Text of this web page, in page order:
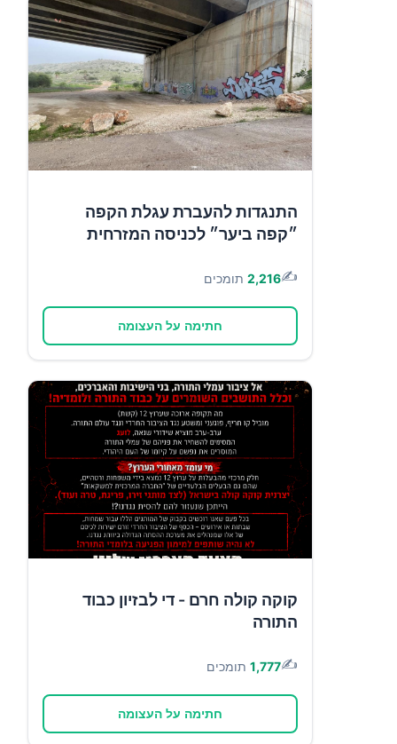
התנגדות להעברת עגלת הקפה
״קפה ביער״ לכניסה המזרחית
✍️
2,216 תומכים
חתימה על העצומה
קוקה קולה חרם - די לבזיון כבוד
התורה
✍️
1,777 תומכים
חתימה על העצומה